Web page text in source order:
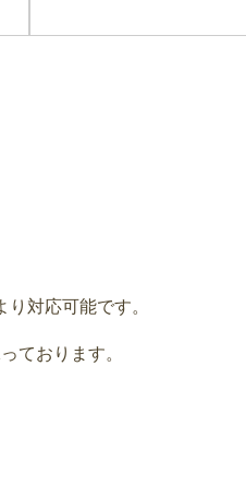
対応可能です。
ております。